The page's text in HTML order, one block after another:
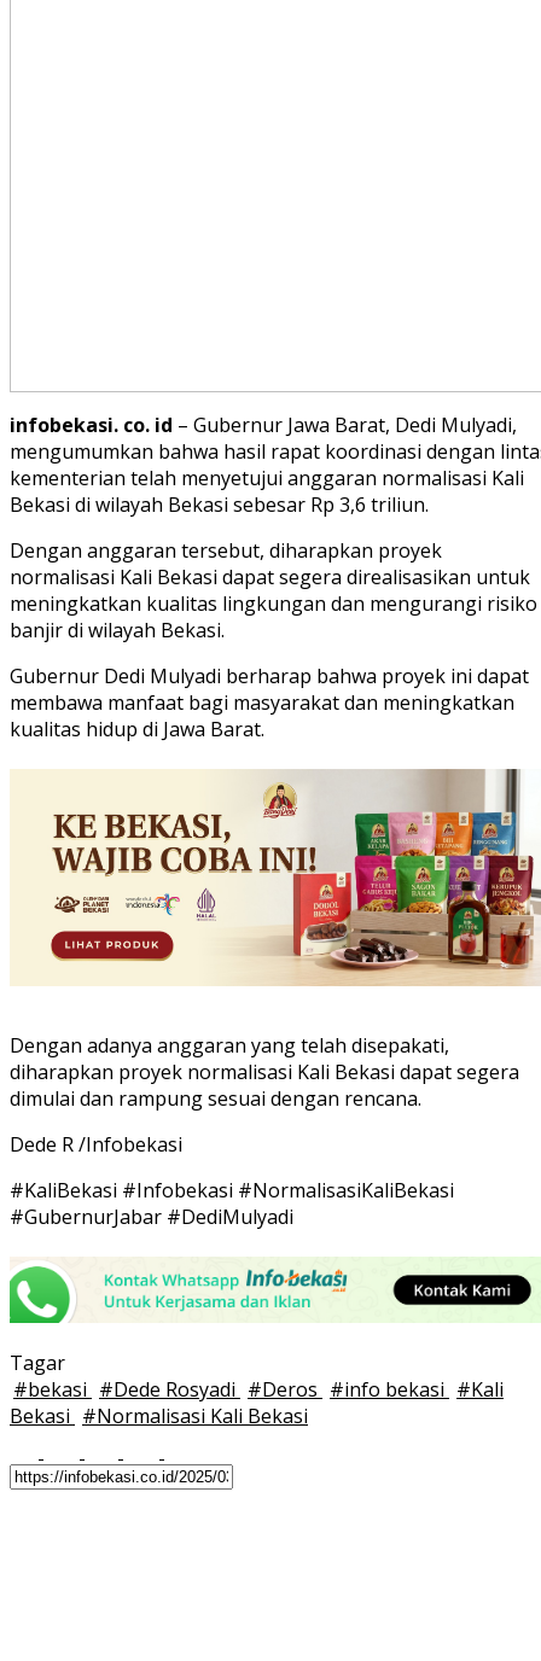
infobekasi. co. id – Gubernur Jawa Barat, Dedi Mulyadi,
mengumumkan bahwa hasil rapat koordinasi dengan
kementerian telah menyetujui anggaran normalisasi Kali
Bekasi di wilayah Bekasi sebesar Rp 3,6 triliun.
Dengan anggaran tersebut, diharapkan proyek
normalisasi Kali Bekasi dapat segera direalisasikan untuk
meningkatkan kualitas lingkungan dan mengurangi risiko
banjir di wilayah Bekasi.
Gubernur Dedi Mulyadi berharap bahwa proyek ini dapat
membawa manfaat bagi masyarakat dan meningkatkan
kualitas hidup di Jawa Barat.
Dengan adanya anggaran yang telah disepakati,
diharapkan proyek normalisasi Kali Bekasi dapat segera
dimulai dan rampung sesuai dengan rencana.
Dede R /Infobekasi
#KaliBekasi #Infobekasi #NormalisasiKaliBekasi
#GubernurJabar #DediMulyadi
Tagar
#bekasi #Dede Rosyadi #Deros #info bekasi #Kali
Bekasi #Normalisasi Kali Bekasi